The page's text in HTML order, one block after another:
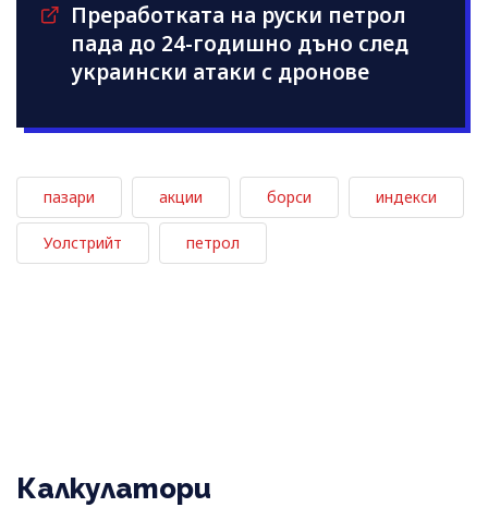
Преработката на руски петрол
пада до 24-годишно дъно след
украински атаки с дронове
пазари акции борси индекси
Уолстрийт петрол
Калкулатори